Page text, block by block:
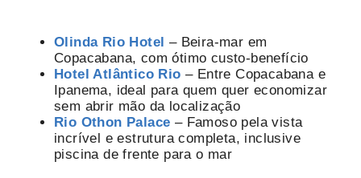
Olinda Rio Hotel – Beira-mar em
Copacabana, com ótimo custo-benefício
Hotel Atlântico Rio – Entre Copacabana e
Ipanema, ideal para quem quer economizar
sem abrir mão da localização
Rio Othon Palace – Famoso pela vista
incrível e estrutura completa, inclusive
piscina de frente para o mar